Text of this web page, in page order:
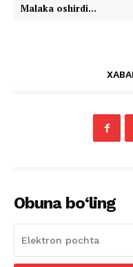
Malaka oshirdi…
Obuna bo‘ling